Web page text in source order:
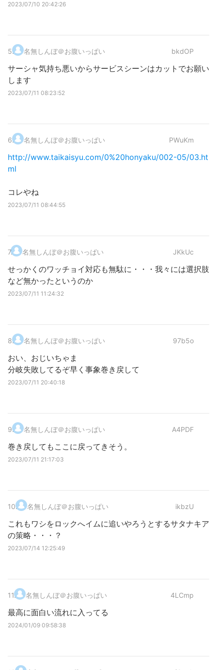
2023/07/10 20:42:26
5. 名無しんぼ＠お腹いっぱい bkdOP
サーシャ気持ち悪いからサービスシーンはカットでお願い
します
2023/07/11 08:23:52
6. 名無しんぼ＠お腹いっぱい PWuKm
http://www.taikaisyu.com/0%20honyaku/002-05/03.ht
ml
コレやね
2023/07/11 08:44:55
7. 名無しんぼ＠お腹いっぱい JKkUc
せっかくのワッチョイ対応も無駄に・・・我々には選択肢
など無かったというのか
2023/07/11 11:24:32
8. 名無しんぼ＠お腹いっぱい 97b5o
おい、おじいちゃま
分岐失敗してるぞ早く事象巻き戻して
2023/07/11 20:40:18
9. 名無しんぼ＠お腹いっぱい A4PDF
巻き戻してもここに戻ってきそう。
2023/07/11 21:17:03
10. 名無しんぼ＠お腹いっぱい ikbzU
これもワシをロックへイムに追いやろうとするサタナキア
の策略・・・？
2023/07/14 12:25:49
11. 名無しんぼ＠お腹いっぱい 4LCmp
最高に面白い流れに入ってる
2024/01/09 09:58:38